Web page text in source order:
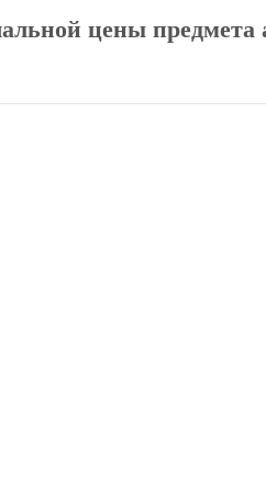
цены предмета